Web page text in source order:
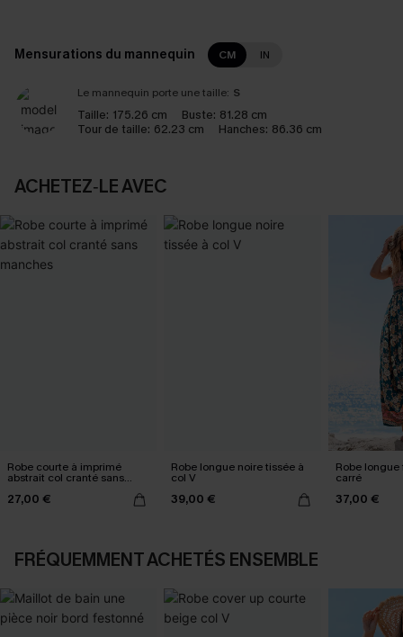
Mensurations du mannequin CM IN
Le mannequin porte une taille: S
Taille: 175.26 cm Buste: 81.28 cm
Tour de taille: 62.23 cm Hanches: 86.36 cm
ACHETEZ‑LE AVEC
Robe courte à imprimé
abstrait col cranté sans
27,00 €
Robe longue noire tissée à
col V
39,00 €
Robe
carré
37,00 €
FRÉQUEMMENT ACHETÉS ENSEMBLE